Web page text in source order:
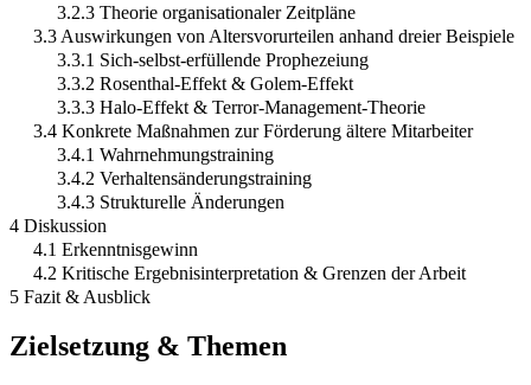
3.2.3 Theorie organisationaler Zeitpläne
3.3 Auswirkungen von Altersvorurteilen anhand dreier Beispiele
3.3.1 Sich-selbst-erfüllende Prophezeiung
3.3.2 Rosenthal-Effekt & Golem-Effekt
3.3.3 Halo-Effekt & Terror-Management-Theorie
3.4 Konkrete Maßnahmen zur Förderung ältere Mitarbeiter
3.4.1 Wahrnehmungstraining
3.4.2 Verhaltensänderungstraining
3.4.3 Strukturelle Änderungen
4 Diskussion
4.1 Erkenntnisgewinn
4.2 Kritische Ergebnisinterpretation & Grenzen der Arbeit
5 Fazit & Ausblick
Zielsetzung & Themen